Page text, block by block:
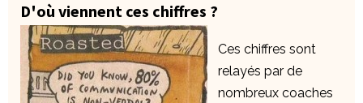
D'où viennent ces chiffres ?
Ces chiffres sont
relayés par de
nombreux coaches